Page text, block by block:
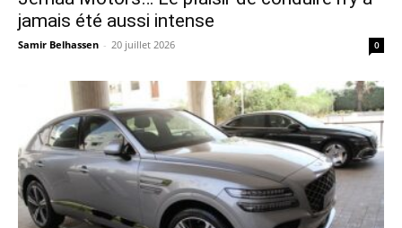
jamais été aussi intense
Samir Belhassen - 20 juillet 2026 0